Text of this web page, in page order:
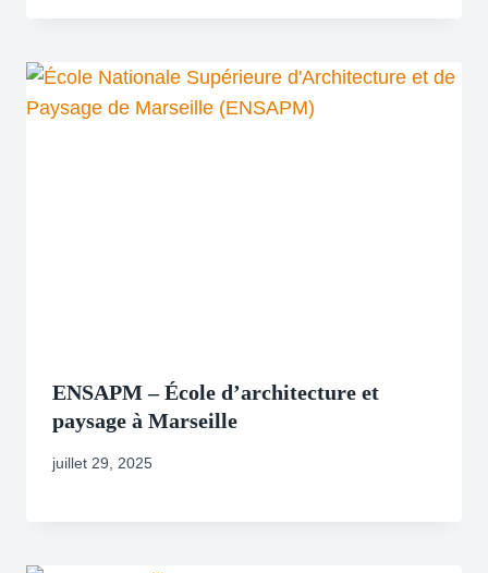
ENSAPM – École d’architecture et
paysage à Marseille
juillet 29, 2025